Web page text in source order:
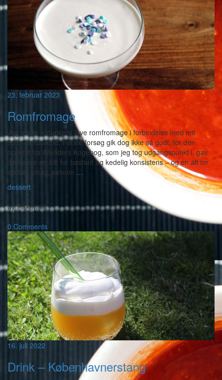
23. februar 2023
Romfromage
Jeg skulle naturligvis lave romfromage i forbindelse med mit
60’er-benspænd. Første forsøg gik dog ikke så godt, for den
opskrift fra Alletiders Kogebog, som jeg tog udgangspunkt i, gav
desværre en lidt for bastant og kedelig konsistens – og en alt for
sprittet smag, selvom …
dessert
-
byPiskeriset
-
0 Comments
16. juli 2022
Drink – Københavnerstang